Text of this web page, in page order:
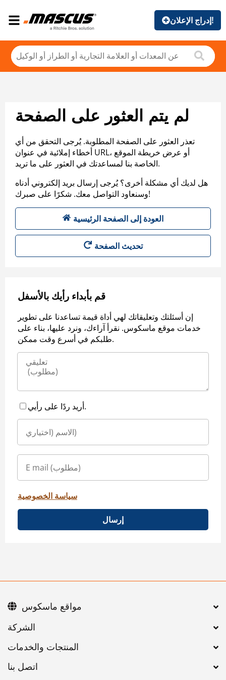
إدراج الإعلان!
لم يتم العثور على الصفحة
تعذر العثور على الصفحة المطلوبة. يُرجى التحقق من أي
أخطاء إملائية في عنوان URL، أو عرض خريطة الموقع
الخاصة بنا لمساعدتك في العثور على ما تريد.
هل لديك أي مشكلة أخرى؟ يُرجى إرسال بريد إلكتروني أدناه
وسنعاود التواصل معك. شكرًا على صبرك!
العودة إلى الصفحة الرئيسية
تحديث الصفحة
قم بأبداء رأيك بالأسفل
إن أسئلتك وتعليقاتك لهي أداة قيمة تساعدنا على تطوير
خدمات موقع ماسكوس. نقرأ آراءك، ونرد عليها، بناء على
طلبكم في أسرع وقت ممكن.
أريد ردًا على رأيي.
سياسة الخصوصية
إرسال
اتصل بنا
مواقع ماسكوس